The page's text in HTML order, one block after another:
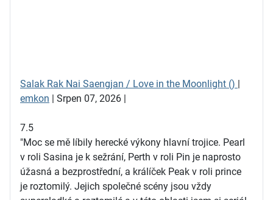
Salak Rak Nai Saengjan / Love in the Moonlight () |
emkon | Srpen 07, 2026 |
7.5
"Moc se mě líbily herecké výkony hlavní trojice. Pearl
v roli Sasina je k sežrání, Perth v roli Pin je naprosto
úžasná a bezprostřední, a králíček Peak v roli prince
je roztomilý. Jejich společné scény jsou vždy